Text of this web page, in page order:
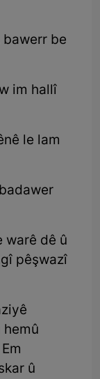
be
im hallî
le lam
warê dê û
pêşwazî
û